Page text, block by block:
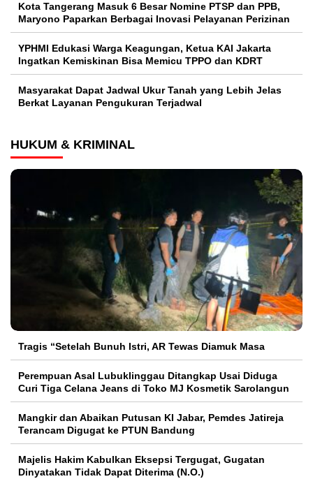
Kota Tangerang Masuk 6 Besar Nomine PTSP dan PPB,
Maryono Paparkan Berbagai Inovasi Pelayanan Perizinan
YPHMI Edukasi Warga Keagungan, Ketua KAI Jakarta
Ingatkan Kemiskinan Bisa Memicu TPPO dan KDRT
Masyarakat Dapat Jadwal Ukur Tanah yang Lebih Jelas
Berkat Layanan Pengukuran Terjadwal
HUKUM & KRIMINAL
Tragis “Setelah Bunuh Istri, AR Tewas Diamuk Masa
Perempuan Asal Lubuklinggau Ditangkap Usai Diduga
Curi Tiga Celana Jeans di Toko MJ Kosmetik Sarolangun
Mangkir dan Abaikan Putusan KI Jabar, Pemdes Jatireja
Terancam Digugat ke PTUN Bandung
Majelis Hakim Kabulkan Eksepsi Tergugat, Gugatan
Dinyatakan Tidak Dapat Diterima (N.O.)